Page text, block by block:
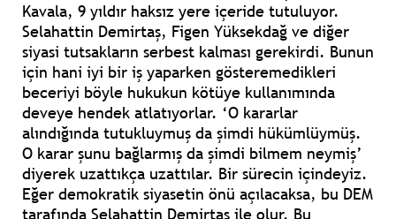
Kavala, 9 yıldır haksız yere içeride tutuluyor.
Selahattin Demirtaş, Figen Yüksekdağ ve diğer
siyasi tutsakların serbest kalması gerekirdi. Bunun
için hani iyi bir iş yaparken gösteremedikleri
beceriyi böyle hukukun kötüye kullanımında
deveye hendek atlatıyorlar. ‘O kararlar
alındığında tutukluymuş da şimdi hükümlüymüş.
O karar şunu bağlarmış da şimdi bilmem neymiş’
diyerek uzattıkça uzattılar. Bir sürecin içindeyiz.
Eğer demokratik siyasetin önü açılacaksa, bu DEM
tarafında Selahattin Demirtaş ile olur. Bu